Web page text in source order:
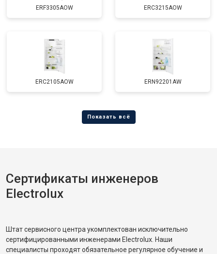
ERF3305AOW ERC3215AOW
ERC2105AOW ERN92201AW
Сертификаты инженеров
Electrolux
Штат сервисного центра укомплектован исключительно
сертифицированными инженерами Electrolux. Наши
специалисты проходят обязательное регулярное обучение и